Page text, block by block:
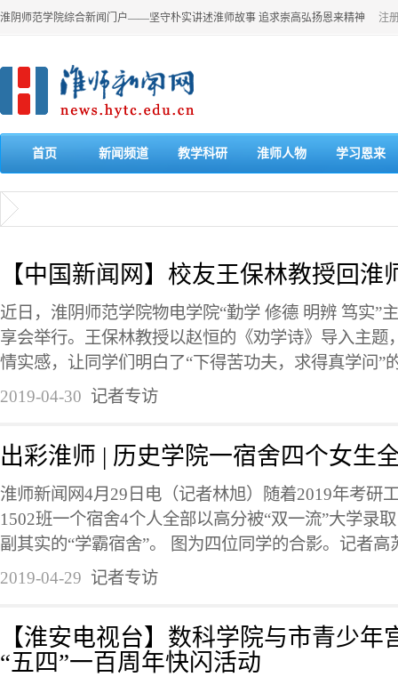
淮阴师范学院综合新闻门户——坚守朴实讲述淮师故事 追求崇高弘扬恩来精神 注
首页 新闻频道 教学科研 淮师人物 学习恩来
【中国新闻网】校友王保林教授回淮
近日，淮阴师范学院物电学院“勤学 修德 明辨 笃实”
享会举行。王保林教授以赵恒的《劝学诗》导入主题
情实感，让同学们明白了“下得苦功夫，求得真学问”
2019-04-30 记者专访
出彩淮师 | 历史学院一宿舍四个女生
淮师新闻网4月29日电（记者林旭）随着2019年考研
1502班一个宿舍4个人全部以高分被“双一流”大学录
副其实的“学霸宿舍”。 图为四位同学的合影。记者高
2019-04-29 记者专访
【淮安电视台】数科学院与市青少年
“五四”一百周年快闪活动